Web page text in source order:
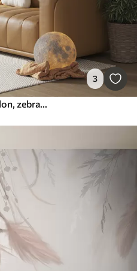
3
Džungla gozd, palme, žirafa, slon, zebra, akvarel, zelenje, bananovec, cvetje